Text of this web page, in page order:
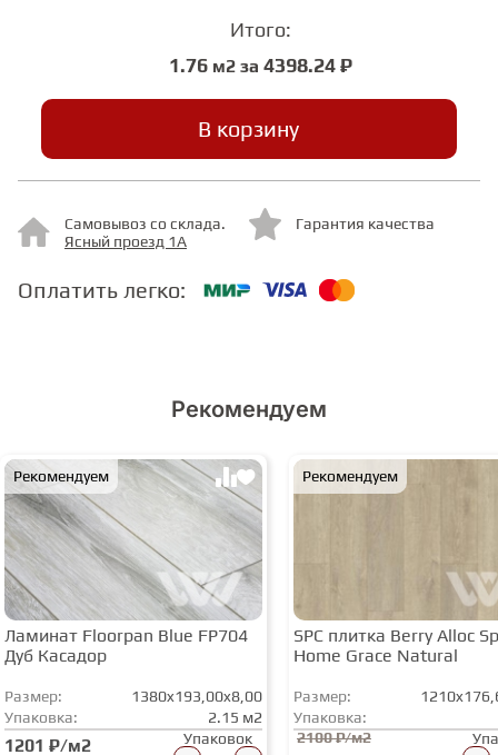
ЛАМИНАТ SWF
Итого:
1.76м2 за 4398.24 ₽
В корзину
Самовывоз со склада.
Ясный проезд 1А
Гарантия качества
Оплатить легко:
Рекомендуем
Рекомендуем
Ламинат Floorpan Blue FP704
Дуб Касадор
Размер:
1380x193,00x8,00
Упаковка:
2.15 м2
1201 ₽/м2 Упаковок
Рекомендуем
SPC плитка Berry Alloc
Home Grace Natural
Размер:
Упаковка:
2100 ₽/м2